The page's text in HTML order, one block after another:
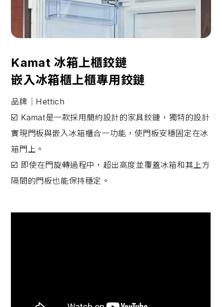
Kamat 冰箱上櫃鉸鏈
嵌入冰箱櫃上櫃專用鉸鏈
品牌｜Hettich
☑️ Kamat是一款採用簡約設計的家具鉸鏈，獨特的設計
實現門板與嵌入冰箱櫃合一功能，使門板安穩固定在冰
箱門上。
☑️ 即使在門旋轉過程中，超出高度並覆蓋冰箱和其上方
隔間的門板也能保持穩定。